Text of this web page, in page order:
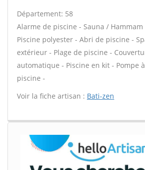
Département: 58
Alarme de piscine - Sauna /
Piscine polyester - Abri de piscine -
extérieur - Plage de piscine -
automatique - Piscine en kit - Pompe
piscine -
Voir la fiche artisan : Bati-zen